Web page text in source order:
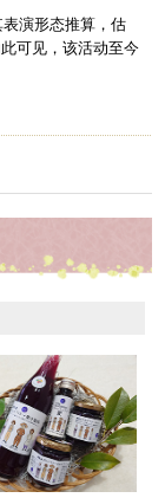
表演形态推算，估
可见，该活动至今